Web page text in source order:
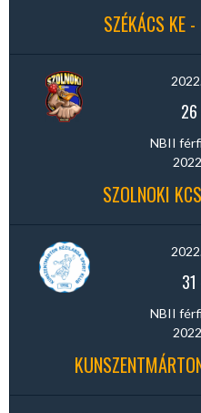
SZÉKÁCS KE
26
NBII
SZOLNOKI
31
NBII